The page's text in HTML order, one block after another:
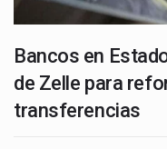
Bancos en
de Zelle para
transferencias